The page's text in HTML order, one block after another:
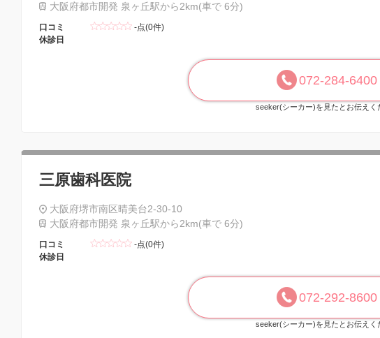
大阪府都市開発 泉ヶ丘駅から2km(車で 6分)
口コミ
-点(0件)
休診日
072-284-6400
seeker(シーカー)を見たとお伝えく
三原歯科医院
大阪府堺市南区晴美台2-30-10
大阪府都市開発 泉ヶ丘駅から2km(車で 6分)
口コミ
-点(0件)
休診日
072-292-8600
seeker(シーカー)を見たとお伝えく